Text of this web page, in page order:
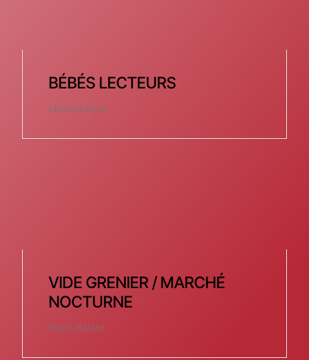
BÉBÉS LECTEURS
Médiathèque
VIDE GRENIER / MARCHÉ
NOCTURNE
Place Balard